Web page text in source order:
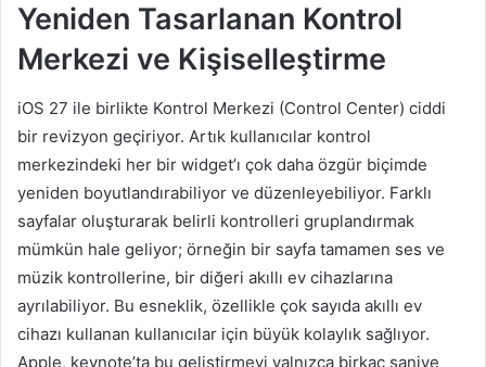
Yeniden Tasarlanan Kontrol
Merkezi ve Kişiselleştirme
iOS 27 ile birlikte Kontrol Merkezi (Control Center) ciddi
bir revizyon geçiriyor. Artık kullanıcılar kontrol
merkezindeki her bir widget’ı çok daha özgür biçimde
yeniden boyutlandırabiliyor ve düzenleyebiliyor. Farklı
sayfalar oluşturarak belirli kontrolleri gruplandırmak
mümkün hale geliyor; örneğin bir sayfa tamamen ses ve
müzik kontrollerine, bir diğeri akıllı ev cihazlarına
ayrılabiliyor. Bu esneklik, özellikle çok sayıda akıllı ev
cihazı kullanan kullanıcılar için büyük kolaylık sağlıyor.
Apple, keynote’ta bu geliştirmeyi yalnızca birkaç saniye